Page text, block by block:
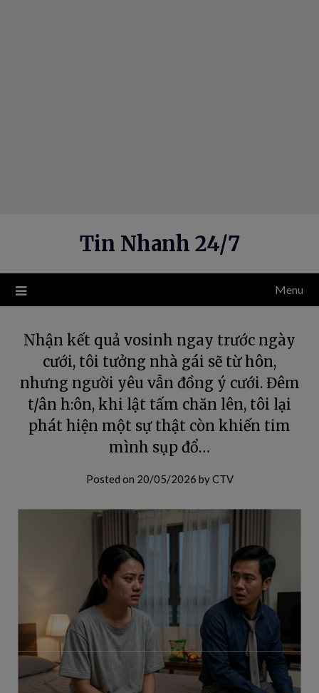
Tin Nhanh 24/7
Menu
Nhận kết quả vosinh ngay trước ngày
cưới, tôi tưởng nhà gái sẽ từ hôn,
nhưng người yêu vẫn đồng ý cưới. Đêm
t/ân h:ôn, khi lật tấm chăn lên, tôi lại
phát hiện một sự thật còn khiến tim
mình sụp đổ…
Posted on 20/05/2026 byCTV